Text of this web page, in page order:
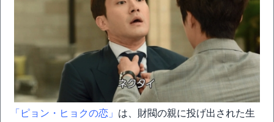
「ピョン・ヒョクの恋」 は、財閥の親に投げ出された生